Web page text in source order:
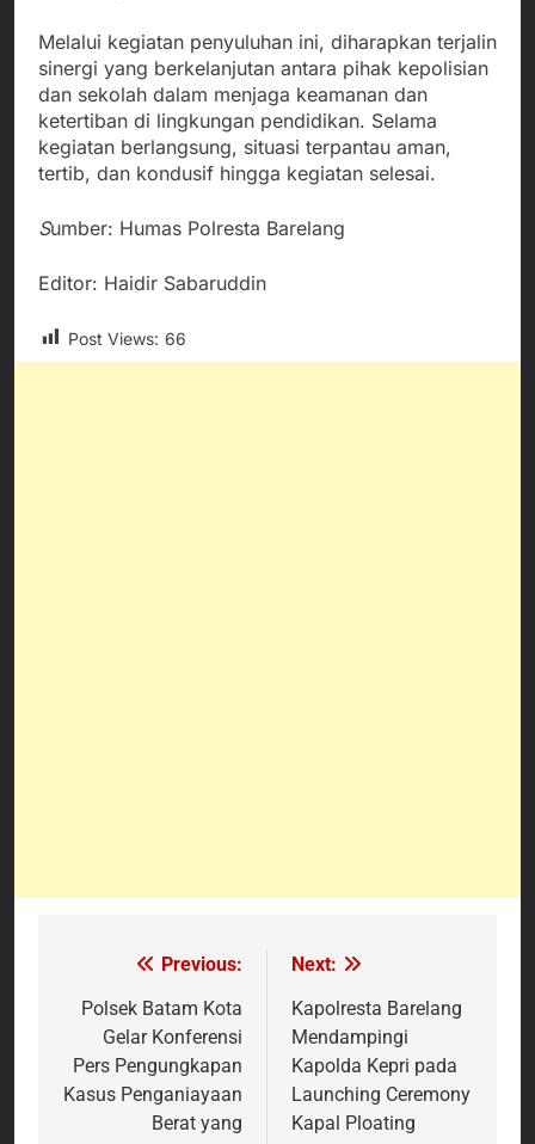
Melalui kegiatan penyuluhan ini, diharapkan terjalin
sinergi yang berkelanjutan antara pihak kepolisian
dan sekolah dalam menjaga keamanan dan
ketertiban di lingkungan pendidikan. Selama
kegiatan berlangsung, situasi terpantau aman,
tertib, dan kondusif hingga kegiatan selesai.
Sumber: Humas Polresta Barelang
Editor: Haidir Sabaruddin
Post Views: 66
Navigasi
pos
Previous:
Polsek Batam Kota
Gelar Konferensi
Pers Pengungkapan
Kasus Penganiayaan
Berat yang
Next:
Kapolresta Barelang
Mendampingi
Kapolda Kepri pada
Launching Ceremony
Kapal Ploating